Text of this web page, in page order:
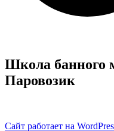
Школа банного
Паровозик
Сайт работает на